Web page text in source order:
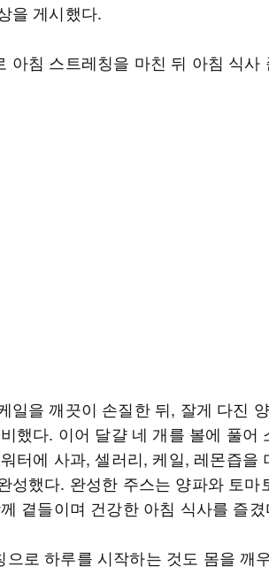
을 게시했다.
아침 스트레칭을 마친 뒤 아침 식사
일을 깨끗이 손질한 뒤, 잘게 다진
했다. 이어 달걀 네 개를 볼에 풀어
터에 사과, 셀러리, 케일, 레몬즙을
성했다. 완성한 주스는 양파와 토마
곁들이며 건강한 아침 식사를 즐겼
로 하루를 시작하는 것도 몸을 깨